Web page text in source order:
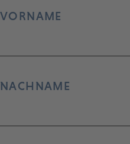
VORNAME
NACHNAME